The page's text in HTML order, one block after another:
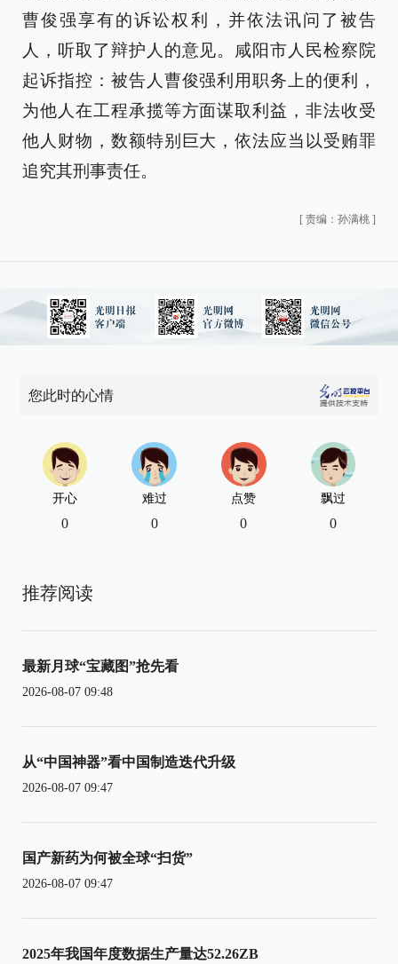
曹俊强享有的诉讼权利，并依法讯问了被告
人，听取了辩护人的意见。咸阳市人民检察院
起诉指控：被告人曹俊强利用职务上的便利，
为他人在工程承揽等方面谋取利益，非法收受
他人财物，数额特别巨大，依法应当以受贿罪
追究其刑事责任。
[ 责编：孙满桃 ]
您此时的心情
开心
0
难过
0
点赞
0
飘过
0
推荐阅读
最新月球“宝藏图”抢先看
2026-08-07 09:48
从“中国神器”看中国制造迭代升级
2026-08-07 09:47
国产新药为何被全球“扫货”
2026-08-07 09:47
2025年我国年度数据生产量达52.26ZB